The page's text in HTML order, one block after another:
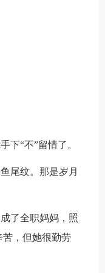
下“不”留情了。
尾纹。那是岁月
了全职妈妈，照
，但她很勤劳